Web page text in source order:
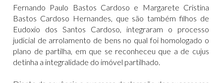
Fernando Paulo Bastos Cardoso e Margarete Cristina
Bastos Cardoso Hernandes, que são também filhos de
Eudoxio dos Santos Cardoso, integraram o processo
judicial de arrolamento de bens no qual foi homologado o
plano de partilha, em que se reconheceu que a de cujus
detinha a integralidade do imóvel partilhado.